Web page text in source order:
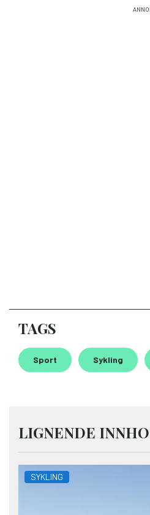
TAGS
Sport Sykling
LIGNENDE
SYKLING